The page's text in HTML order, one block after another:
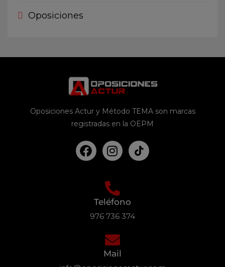
Oposiciones
Oposiciones Actur y Método TEMA son marcas
registradas en la OEPM
Teléfono
976 736 374
Mail